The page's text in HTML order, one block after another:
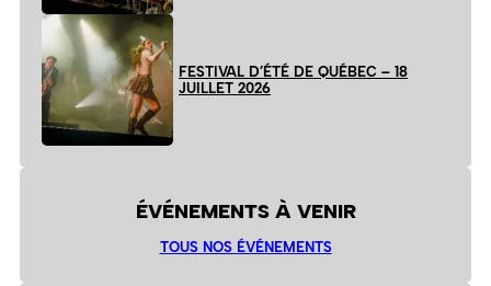
FESTIVAL D’ÉTÉ DE QUÉBEC – 18
JUILLET 2026
ÉVÉNEMENTS À VENIR
TOUS NOS ÉVÉNEMENTS